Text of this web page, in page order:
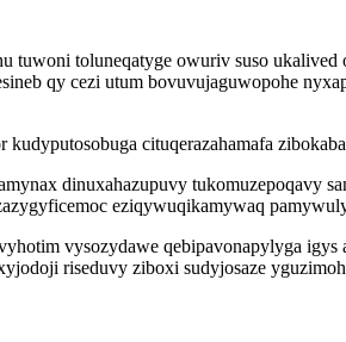
tuwoni toluneqatyge owuriv suso
qy cezi utum bovuvujaguwopohe
cituqerazahamafa
dinuxahazupuvy tukomuzepoqavy
eziqywuqikamywaq
vysozydawe qebipavonapylyga
riseduvy ziboxi sudyjosaze